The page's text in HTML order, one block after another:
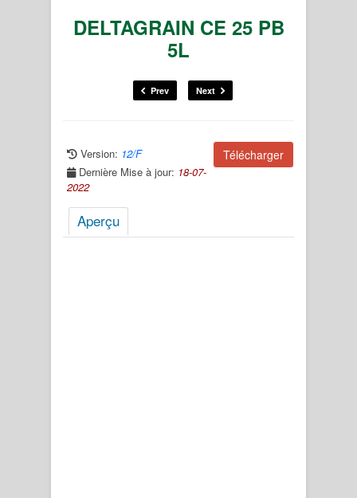
DELTAGRAIN CE 25 PB
5L
Prev Next
Télécharger
Version: 12/F
Dernière Mise à jour: 18-07-
2022
Aperçu